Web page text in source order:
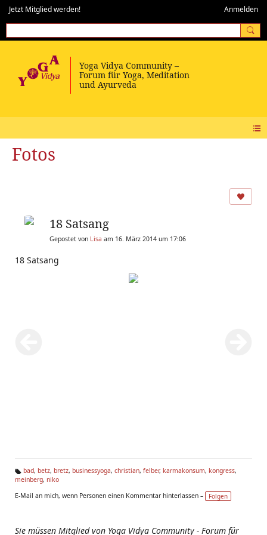
Jetzt Mitglied werden! Anmelden
Fotos
18 Satsang
Gepostet von Lisa am 16. März 2014 um 17:06
18 Satsang
Ta
s:
bad, betz, bretz, businessyoga, christian, felber, karmakonsum, kongress,
meinberg, niko
E-Mail an mich, wenn Personen einen Kommentar hinterlassen –
Folgen
Sie müssen Mitglied von Yoga Vidya Community - Forum für